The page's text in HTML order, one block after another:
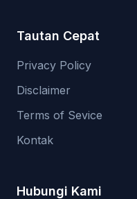
Tautan Cepat
Privacy Policy
Disclaimer
Terms of Sevice
Kontak
Hubungi Kami